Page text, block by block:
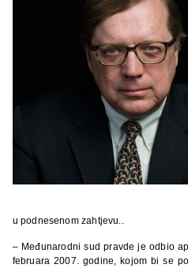
u podnesenom zahtjevu..
– Međunarodni sud pravde je odbio
februara 2007. godine, kojom bi se